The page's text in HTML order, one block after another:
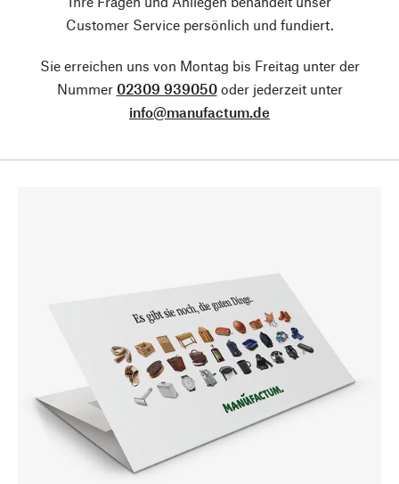
Customer Service persönlich und fundiert.
Sie erreichen uns von Montag bis Freitag unter der
Nummer 02309 939050oder jederzeit unter
info@manufactum.de